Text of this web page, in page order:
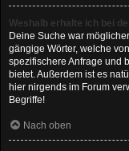
Weshalb erhalte ich bei
Deine Suche war
gängige Wörter, welche
spezifischere Anfrage und
bietet. Außerdem ist es
hier nirgends im Forum
Begriffe!
Nach oben